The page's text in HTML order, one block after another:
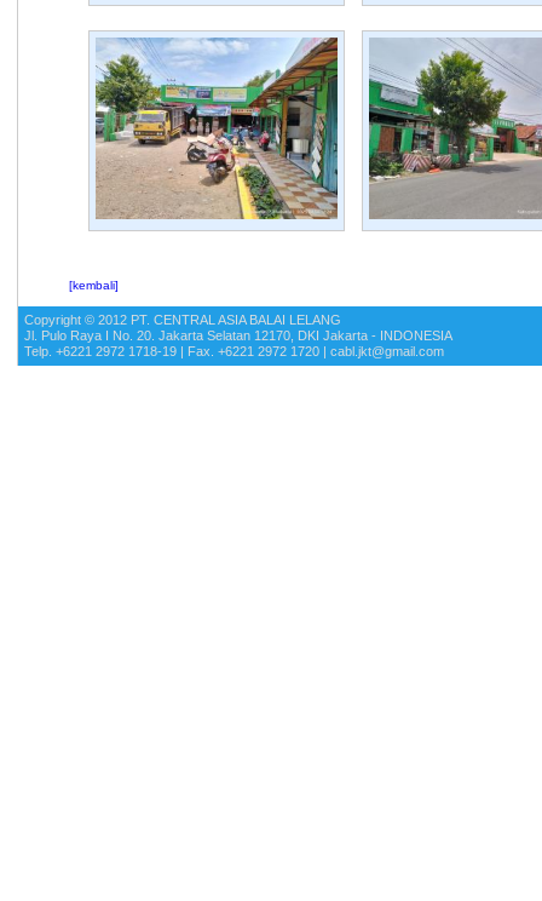
[kembali]
Copyright © 2012 PT. CENTRAL ASIA BALAI LELANG
Jl. Pulo Raya I No. 20. Jakarta Selatan 12170, DKI Jakarta - INDONESIA
Telp. +6221 2972 1718-19 | Fax. +6221 2972 1720 | cabl.jkt@gmail.com